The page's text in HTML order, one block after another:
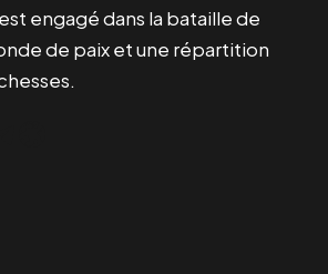
engagé dans la bataille de
de paix et une répartition